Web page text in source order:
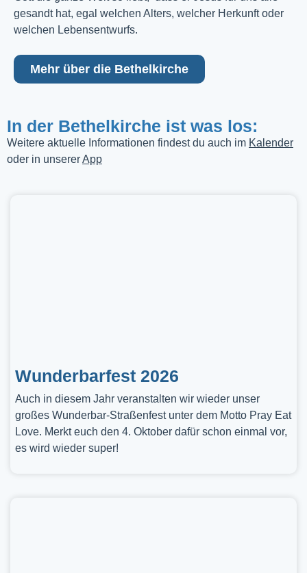
gesandt hat, egal welchen Alters, welcher Herkunft oder
welchen Lebensentwurfs.
Mehr über die Bethelkirche
In der Bethelkirche ist was los:
Weitere aktuelle Informationen findest du auch im Kalender
oder in unsererApp
Wunderbarfest 2026
Auch in diesem Jahr veranstalten wir wieder unser
großes Wunderbar-Straßenfest unter dem Motto Pray Eat
Love. Merkt euch den 4. Oktober dafür schon einmal vor,
es wird wieder super!